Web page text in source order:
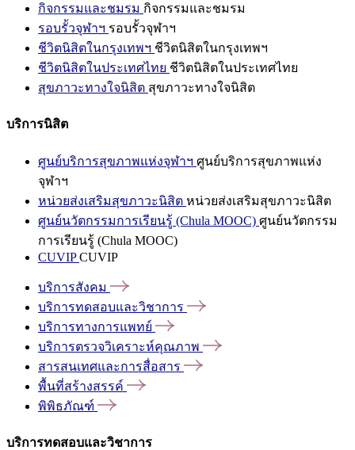
กิจกรรมและชมรม กิจกรรมและชมรม
รอบรั้วจุฬาฯ รอบรั้วจุฬาฯ
ชีวิตนิสิตในกรุงเทพฯ ชีวิตนิสิตในกรุงเทพฯ
ชีวิตนิสิตในประเทศไทย ชีวิตนิสิตในประเทศไทย
สุขภาวะทางใจนิสิต สุขภาวะทางใจนิสิต
บริการนิสิต
ศูนย์บริการสุขภาพแห่งจุฬาฯ ศูนย์บริการสุขภาพแห่ง
จุฬาฯ
หน่วยส่งเสริมสุขภาวะนิสิต หน่วยส่งเสริมสุขภาวะนิสิต
ศูนย์นวัตกรรมการเรียนรู้ (Chula MOOC) ศูนย์นวัตกรรม
การเรียนรู้ (Chula MOOC)
CUVIPCUVIP
บริการสังคม
บริการทดสอบและวิชาการ
บริการทางการแพทย์
บริการตรวจวิเคราะห์คุณภาพ
สารสนเทศและการสื่อสาร
พื้นที่สร้างสรรค์
พิพิธภัณฑ์
บริการทดสอบและวิชาการ